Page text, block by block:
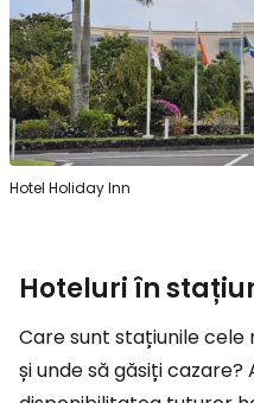
Hotel Holiday Inn
Hoteluri în
Care sunt stațiunile
și unde să găsiți